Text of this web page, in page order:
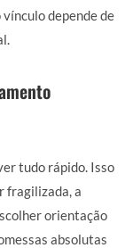
depende de
tudo rápido. Isso
fragilizada, a
orientação
absolutas